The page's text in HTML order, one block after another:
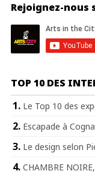
Rejoignez-nous
TOP 10 DES
Le Top 10 des
Escapade à
Le design selon
CHAMBRE